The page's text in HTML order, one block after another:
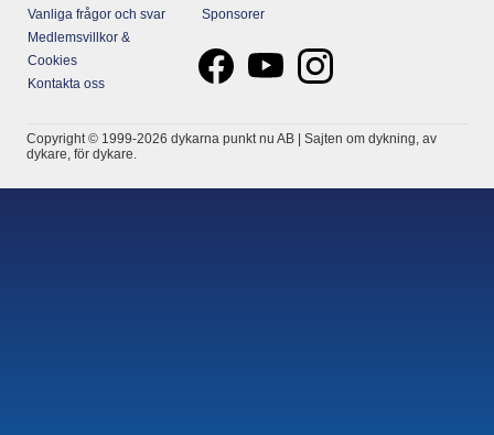
Vanliga frågor och svar
Medlemsvillkor &
Cookies
Kontakta oss
Sponsorer
Copyright © 1999-2026 dykarna punkt nu AB | Sajten om dykning, av
dykare, för dykare.